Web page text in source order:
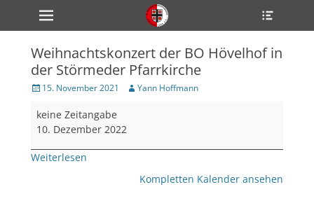
zum
Inhalt
Primärmenü
Weihnachtskonzert der BO Hövelhof in
der Störmeder Pfarrkirche
Veröffentlicht
15. November 2021 Author
Yann Hoffmann
Weihnachtskonzert
der
BO
Hövelhof
keine Zeitangabe
10. Dezember 2022
Weiterlesen
Kompletten Kalender ansehen